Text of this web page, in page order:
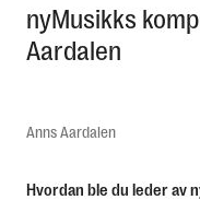
nyMusikks
Aardalen
Anns Aardalen
Hvordan ble du leder av